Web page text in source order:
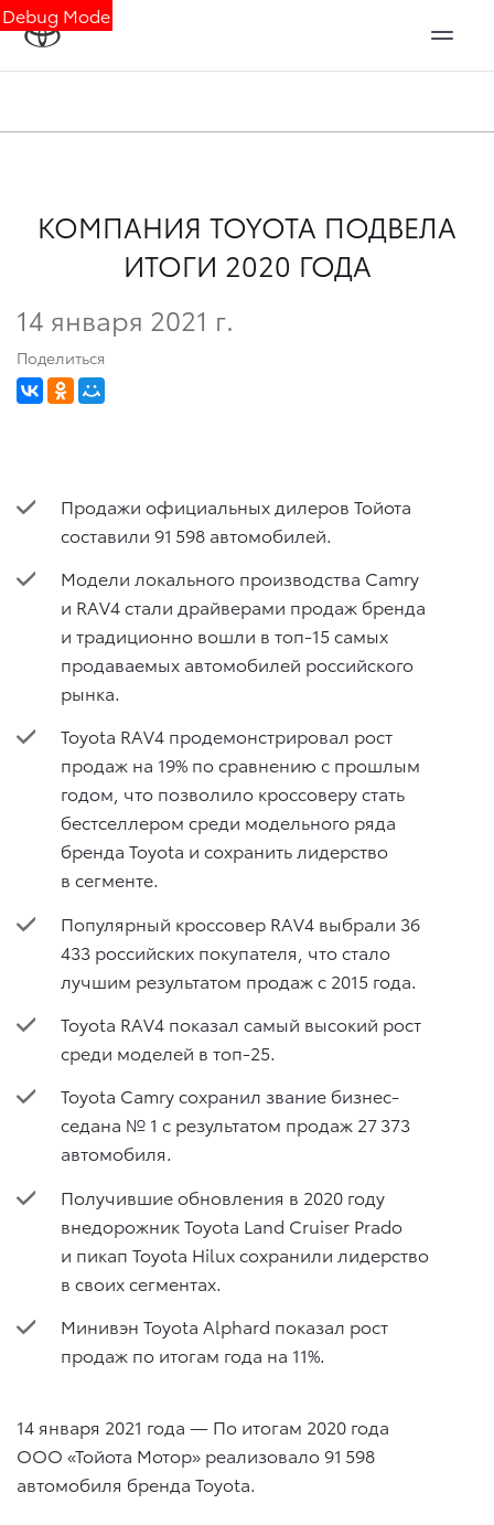
Debug Mode
КОМПАНИЯ TOYOTA ПОДВЕЛА
ИТОГИ 2020 ГОДА
14 января 2021 г.
Поделиться
Продажи официальных дилеров Тойота
составили 91 598 автомобилей.
Модели локального производства Camry
и RAV4 стали драйверами продаж бренда
и традиционно вошли в топ-15 самых
продаваемых автомобилей российского
рынка.
Toyota RAV4 продемонстрировал рост
продаж на 19% по сравнению с прошлым
годом, что позволило кроссоверу стать
бестселлером среди модельного ряда
бренда Toyota и сохранить лидерство
в сегменте.
Популярный кроссовер RAV4 выбрали 36
433 российских покупателя, что стало
лучшим результатом продаж с 2015 года.
Toyota RAV4 показал самый высокий рост
среди моделей в топ-25.
Toyota Camry сохранил звание бизнес-
седана № 1 с результатом продаж 27 373
автомобиля.
Получившие обновления в 2020 году
внедорожник Toyota Land Cruiser Prado
и пикап Toyota Hilux сохранили лидерство
в своих сегментах.
Минивэн Toyota Alphard показал рост
продаж по итогам года на 11%.
14 января 2021 года — По итогам 2020 года
ООО «Тойота Мотор» реализовало 91 598
автомобиля бренда Toyota.